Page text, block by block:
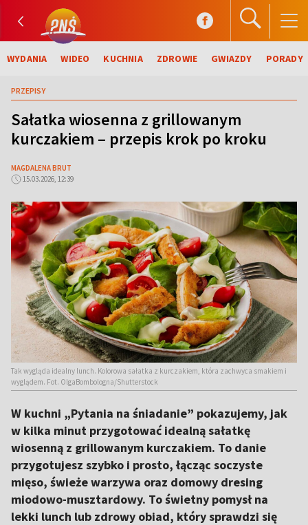
WYDANIA WIDEO KUCHNIA ZDROWIE GWIAZDY PORADY
PRZEPISY
Sałatka wiosenna z grillowanym
kurczakiem – przepis krok po kroku
MAGDALENA BRUT
15.03.2026, 12:39
Tak wygląda idealny lunch. Kolorowa sałatka z kurczakiem, która zachwyca smakiem i
wyglądem. Fot. OlgaBombologna/Shutterstock
W kuchni „Pytania na śniadanie” pokazujemy, jak
w kilka minut przygotować idealną sałatkę
wiosenną z grillowanym kurczakiem. To danie
przygotujesz szybko i prosto, łącząc soczyste
mięso, świeże warzywa oraz domowy dresing
miodowo-musztardowy. To świetny pomysł na
lekki lunch lub zdrowy obiad, który sprawdzi się